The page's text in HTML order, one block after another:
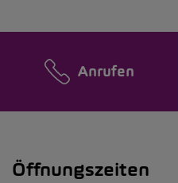
Anrufen
Öffnungszeiten